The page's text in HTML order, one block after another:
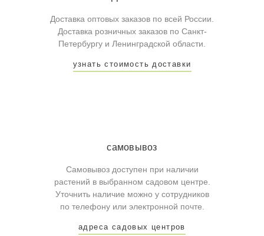
Доставка оптовых заказов по всей России.
Доставка розничных заказов по Санкт-
Петербургу и Ленинградской области.
узнать стоимость доставки
самовывоз
Самовывоз доступен при наличии
растений в выбранном садовом центре.
Уточнить наличие можно у сотрудников
по телефону или электронной почте.
адреса садовых центров